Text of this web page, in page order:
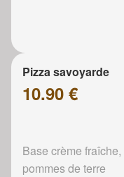
Pizza savoyarde
10.90 €
Base crème
pommes de terre